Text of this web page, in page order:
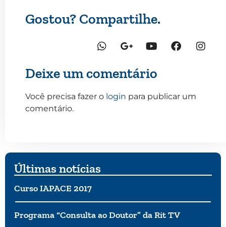
Gostou? Compartilhe.
Deixe um comentário
Você precisa fazer o login para publicar um
comentário.
Últimas notícias
Curso IAPACE 2017
Programa “Consulta ao Doutor” da Rit TV